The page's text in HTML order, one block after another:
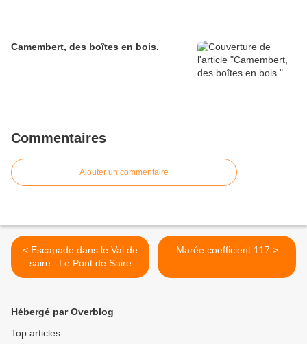
Camembert, des boîtes en bois.
Commentaires
Ajouter un commentaire
< Escapade dans le Val de
saire : Le Pont de Saire
Marée coefficient 117 >
Hébergé par Overblog
Top articles